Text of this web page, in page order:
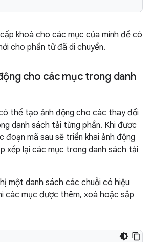
khoá cho các mục của mình để có
cho phần tử đã di chuyển.
cho các mục trong danh
thể tạo ảnh động cho các thay đổi
danh sách tải từng phần. Khi được
đoạn mã sau sẽ triển khai ảnh động
xếp lại các mục trong danh sách tải
một danh sách các chuỗi có hiệu
các mục được thêm, xoá hoặc sắp